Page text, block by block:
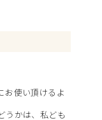
お使い頂けるよ
うかは、私ども